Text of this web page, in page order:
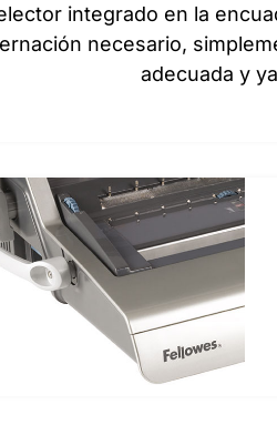
integrado en la
necesario,
adecuada y